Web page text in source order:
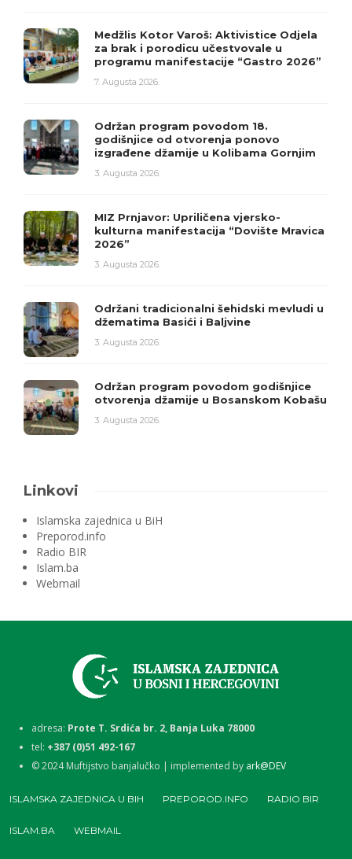
Medžlis Kotor Varoš: Aktivistice Odjela
za brak i porodicu učestvovale u
programu manifestacije “Gastro 2026”
7. Augusta 2026.
Održan program povodom 18.
godišnjice od otvorenja ponovo
izgrađene džamije u Kolibama Gornjim
3. Augusta 2026.
MIZ Prnjavor: Upriličena vjersko-
kulturna manifestacija “Dovište Mravica
2026”
3. Augusta 2026.
Održani tradicionalni šehidski mevludi u
džematima Basići i Baljvine
3. Augusta 2026.
Održan program povodom godišnjice
otvorenja džamije u Bosanskom Kobašu
3. Augusta 2026.
Linkovi
Islamska zajednica u BiH
Preporod.info
Radio BIR
Islam.ba
Webmail
adresa: Prote T. Srdića br. 2, Banja Luka 78000
tel: +387 (0)51 492-167
©2024Muftijstvo banjalučko | implemented by ark@DEV
ISLAMSKA ZAJEDNICA U BIH PREPOROD.INFO RADIO BIR
ISLAM.BA WEBMAIL